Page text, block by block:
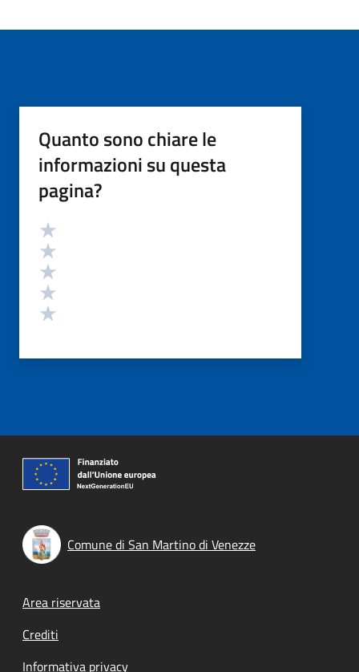
Quanto sono chiare le
informazioni su questa
pagina?
Valutazione
Comune di San Martino di Venezze
Footer menu
Area riservata
Crediti
Informativa privacy